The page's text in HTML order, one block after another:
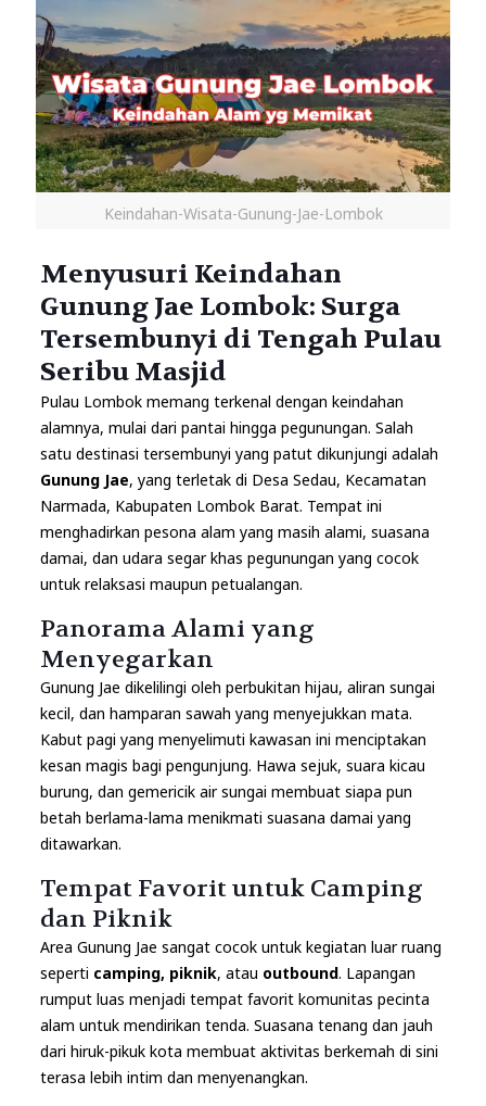
Keindahan-Wisata-Gunung-Jae-Lombok
Menyusuri Keindahan
Gunung Jae Lombok: Surga
Tersembunyi di Tengah Pulau
Seribu Masjid
Pulau Lombok memang terkenal dengan keindahan
alamnya, mulai dari pantai hingga pegunungan. Salah
satu destinasi tersembunyi yang patut dikunjungi adalah
Gunung Jae, yang terletak di Desa Sedau, Kecamatan
Narmada, Kabupaten Lombok Barat. Tempat ini
menghadirkan pesona alam yang masih alami, suasana
damai, dan udara segar khas pegunungan yang cocok
untuk relaksasi maupun petualangan.
Panorama Alami yang
Menyegarkan
Gunung Jae dikelilingi oleh perbukitan hijau, aliran sungai
kecil, dan hamparan sawah yang menyejukkan mata.
Kabut pagi yang menyelimuti kawasan ini menciptakan
kesan magis bagi pengunjung. Hawa sejuk, suara kicau
burung, dan gemericik air sungai membuat siapa pun
betah berlama-lama menikmati suasana damai yang
ditawarkan.
Tempat Favorit untuk Camping
dan Piknik
Area Gunung Jae sangat cocok untuk kegiatan luar ruang
seperti camping, piknik, atau outbound. Lapangan
rumput luas menjadi tempat favorit komunitas pecinta
alam untuk mendirikan tenda. Suasana tenang dan jauh
dari hiruk-pikuk kota membuat aktivitas berkemah di sini
terasa lebih intim dan menyenangkan.